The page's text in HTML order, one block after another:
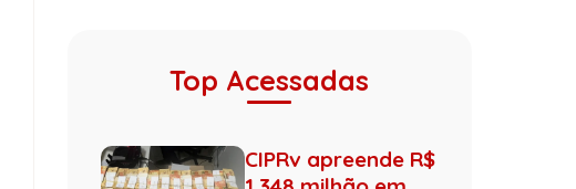
Top Acessadas
CIPRv apreende R$